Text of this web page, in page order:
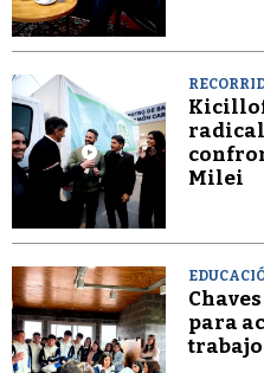
Milei
para
trabajo